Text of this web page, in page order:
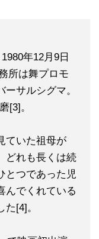
年12月9日
所は舞プロモ
サルシグマ。
[3]。
ていた祖母が
どれも長くは続
とつであった児
んでくれている
[4]。